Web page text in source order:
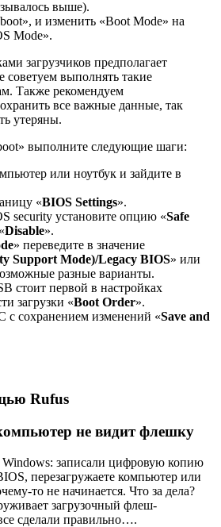
выше).
и изменить «Boot Mode» на
Mode».
загрузчиков предполагает
советуем выполнять такие
Также рекомендуем
все важные данные, так
утеряны.
выполните следующие шаги:
или ноутбук и зайдите в
«BIOS Settings».
security установите опцию «Safe
Disable».
» переведите в значение
Support Mode)/Legacy BIOS» или
разные варианты.
стоит первой в настройках
загрузки «Boot Order».
сохранением изменений «Save and
Rufus
не видит флешку
записали цифровую копию
перезагружаете компьютер или
то не начинается. Что за дела?
загрузочный флеш-
сделали правильно….